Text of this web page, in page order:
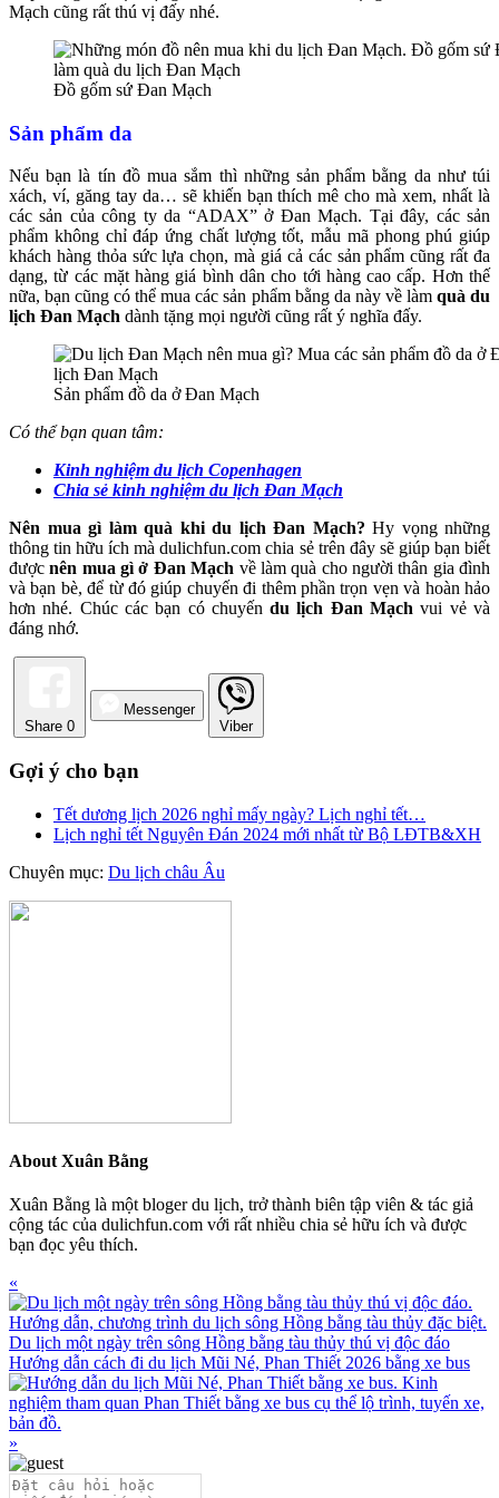
Mạch cũng rất thú vị đấy nhé.
Đồ gốm sứ Đan Mạch
Sản phẩm da
Nếu bạn là tín đồ mua sắm thì những sản phẩm bằng da như túi
xách, ví, găng tay da… sẽ khiến bạn thích mê cho mà xem, nhất là
các sản của công ty da “ADAX” ở Đan Mạch. Tại đây, các sản
phẩm không chỉ đáp ứng chất lượng tốt, mẫu mã phong phú giúp
khách hàng thỏa sức lựa chọn, mà giá cả các sản phẩm cũng rất đa
dạng, từ các mặt hàng giá bình dân cho tới hàng cao cấp. Hơn thế
nữa, bạn cũng có thể mua các sản phẩm bằng da này về làm quà du
lịch Đan Mạch dành tặng mọi người cũng rất ý nghĩa đấy.
Sản phẩm đồ da ở Đan Mạch
Có thể bạn quan tâm:
Kinh nghiệm du lịch Copenhagen
Chia sẻ kinh nghiệm du lịch Đan Mạch
Nên mua gì làm quà khi du lịch Đan Mạch? Hy vọng những
thông tin hữu ích mà dulichfun.com chia sẻ trên đây sẽ giúp bạn biết
đượcnên mua gì ở Đan Mạch về làm quà cho người thân gia đình
và bạn bè, để từ đó giúp chuyến đi thêm phần trọn vẹn và hoàn hảo
hơn nhé. Chúc các bạn có chuyếndu lịch Đan Mạchvui vẻ và
đáng nhớ.
Share 0
Messenger
Viber
Gợi ý cho bạn
Tết dương lịch 2026 nghỉ mấy ngày? Lịch nghỉ tết…
Lịch nghỉ tết Nguyên Đán 2024 mới nhất từ Bộ LĐTB&XH
Chuyên mục: Du lịch châu Âu
About Xuân Bằng
Xuân Bằng là một bloger du lịch, trở thành biên tập viên & tác giả
cộng tác của dulichfun.com với rất nhiều chia sẻ hữu ích và được
bạn đọc yêu thích.
Previous
Post:
«
Du lịch một ngày trên sông Hồng bằng tàu thủy thú vị độc đáo
Next
Post:
Hướng dẫn cách đi du lịch Mũi Né, Phan Thiết 2026 bằng xe bus
»